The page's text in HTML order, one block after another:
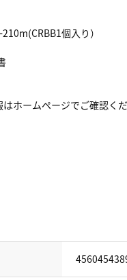
個入り）
ホームページでご確認